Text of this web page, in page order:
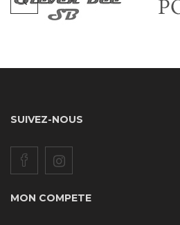
SUIVEZ-NOUS
MON COMPETE